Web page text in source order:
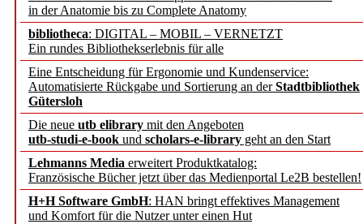
in der Anatomie bis zu Complete Anatomy
bibliotheca: DIGITAL – MOBIL – VERNETZT
Ein rundes Bibliothekserlebnis für alle
Eine Entscheidung für Ergonomie und Kundenservice:
Automatisierte Rückgabe und Sortierung an derStadtbibliothek
Gütersloh
Die neue utb elibrary mit den Angeboten
utb-studi-e-book und scholars-e-library geht an den Start
Lehmanns Media erweitert Produktkatalog:
Französische Bücher jetzt über das Medienportal Le2B bestellen!
H+H Software GmbH: HAN bringt effektives Management
und Komfort für die Nutzer unter einen Hut
EBSCO Information
Recherchefunktionen in
Sorbisches Institut neu
Geschichte und
Künstliche Intelligenz
besser zu verstehen